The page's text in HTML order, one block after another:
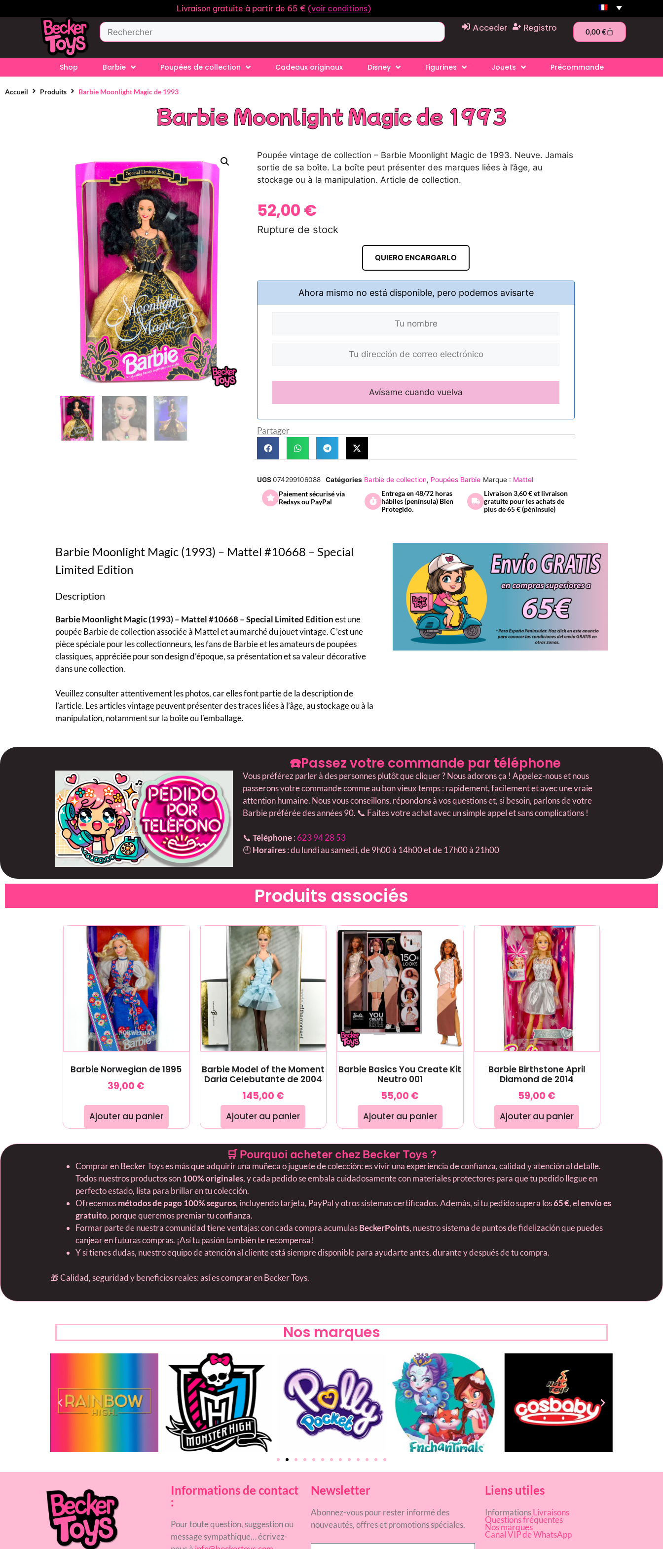
Livraison gratuite à partir de 65 € (voir conditions)
Acceder Registro 0,00€
Shop Barbie Poupées de collection Cadeaux originaux Disney Figurines Jouets Précommande
Accueil Produits Barbie Moonlight Magic de 1993
Barbie Moonlight Magic de 1993
Poupée vintage de collection – Barbie Moonlight Magic de 1993. Neuve. Jamais
sortie de sa boîte. La boîte peut présenter des marques liées à l’âge, au
stockage ou à la manipulation. Article de collection.
52,00 €
Rupture de stock
QUIERO ENCARGARLO
Ahora mismo no está disponible, pero podemos avisarte
Partager
UGS074299106088 Catégories Barbie de collection, Poupées Barbie Marque : Mattel
Paiement sécurisé via
Redsys ou PayPal
Entrega en 48/72 horas
hábiles (península) Bien
Protegido.
Livraison 3,60 € et livraison
gratuite pour les achats de
plus de 65 € (péninsule)
Barbie Moonlight Magic (1993) – Mattel #10668 – Special
Limited Edition
Description
Barbie Moonlight Magic (1993) – Mattel #10668 – Special Limited Editionest une
poupée Barbie de collection associée à Mattel et au marché du jouet vintage. C’est une
pièce spéciale pour les collectionneurs, les fans de Barbie et les amateurs de poupées
classiques, appréciée pour son design d’époque, sa présentation et sa valeur décorative
dans une collection.
Veuillez consulter attentivement les photos, car elles font partie de la description de
l’article. Les articles vintage peuvent présenter des traces liées à l’âge, au stockage ou à la
manipulation, notamment sur la boîte ou l’emballage.
☎️Passez votre commande par téléphone
Vous préférez parler à des personnes plutôt que cliquer ? Nous adorons ça ! Appelez-nous et nous
passerons votre commande comme au bon vieux temps : rapidement, facilement et avec une vraie
attention humaine. Nous vous conseillons, répondons à vos questions et, si besoin, parlons de votre
Barbie préférée des années 90. 📞 Faites votre achat avec un simple appel et sans complications !
📞 Téléphone: 623 94 28 53
🕘Horaires: du lundi au samedi, de 9h00 à 14h00 et de 17h00 à 21h00
Produits associés
Barbie Norwegian de 1995
39,00 €
Ajouter au panier
Barbie Model of the Moment
Daria Celebutante de 2004
145,00 €
Ajouter au panier
Barbie Basics You Create Kit
Neutro 001
55,00 €
Ajouter au panier
Barbie Birthstone April
Diamond de 2014
59,00 €
Ajouter au panier
🛒 Pourquoi acheter chez Becker Toys ?
Comprar en Becker Toys es más que adquirir una muñeca o juguete de colección: es vivir una experiencia de confianza, calidad y atención al detalle.
Todos nuestros productos son100% originales, y cada pedido se embala cuidadosamente con materiales protectores para que tu pedido llegue en
perfecto estado, lista para brillar en tu colección.
Ofrecemosmétodos de pago 100% seguros, incluyendo tarjeta, PayPal y otros sistemas certificados. Además, si tu pedido supera los65 €, elenvío es
gratuito, porque queremos premiar tu confianza.
Formar parte de nuestra comunidad tiene ventajas: con cada compra acumulasBeckerPoints, nuestro sistema de puntos de fidelización que puedes
canjear en futuras compras. ¡Así tu pasión también te recompensa!
Y si tienes dudas, nuestro equipo de atención al cliente está siempre disponible para ayudarte antes, durante y después de tu compra.
🎁 Calidad, seguridad y beneficios reales: así es comprar en Becker Toys.
Nos marques
Informations de contact
:
Pour toute question, suggestion ou
message sympathique… écrivez-
Newsletter
Abonnez-vous pour rester informé des
nouveautés, offres et promotions spéciales.
Liens utiles
InformationsLivraisons
Questions fréquentes
Nos marques
Canal VIP de WhatsApp